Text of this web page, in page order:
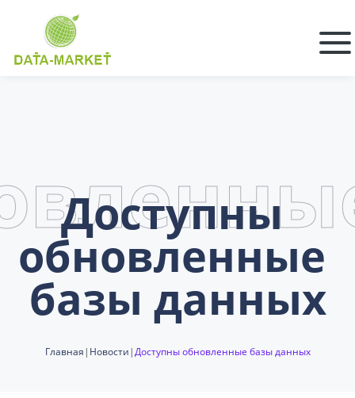
Доступны
обновленные
базы данных
Главная | Новости |Доступны обновленные базы данных